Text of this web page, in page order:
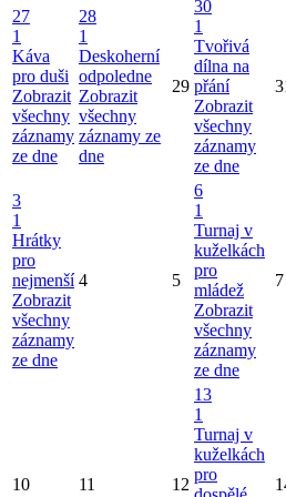
27
1
Káva
pro duši
Zobrazit
všechny
záznamy
ze dne
28
1
Deskoherní
odpoledne
Zobrazit
všechny
záznamy ze
dne
29
30
1
Tvořivá
dílna na
přání
Zobrazit
všechny
záznamy
ze dne
3
1
Hrátky
pro
nejmenší
Zobrazit
všechny
záznamy
ze dne
4 5
6
1
Turnaj v
kuželkách
pro
mládež
Zobrazit
všechny
záznamy
ze dne
7
10 11 12
13
1
Turnaj v
kuželkách
pro